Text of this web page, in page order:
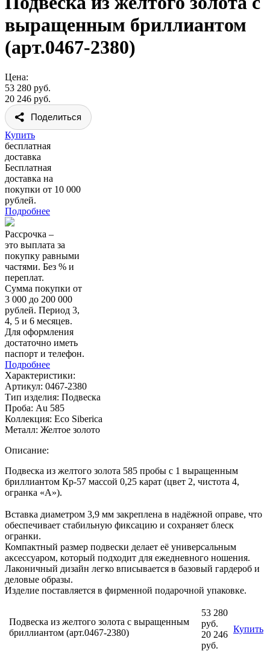
выращенным бриллиантом
(арт.0467-2380)
Цена:
53 280 руб.
20 246 руб.
Поделиться
Купить
бесплатная
доставка
Бесплатная
доставка на
покупки от 10 000
рублей.
Подробнее
Рассрочка –
это выплата за
покупку равными
частями. Без % и
переплат.
Сумма покупки от
3 000 до 200 000
рублей. Период 3,
4, 5 и 6 месяцев.
Для оформления
достаточно иметь
паспорт и телефон.
Подробнее
Характеристики:
Артикул: 0467-2380
Тип изделия: Подвеска
Проба: Au 585
Коллекция: Eco Siberica
Металл: Желтое золото
Описание:
Подвеска из желтого золота 585 пробы с 1 выращенным
бриллиантом Кр‑57 массой 0,25 карат (цвет 2, чистота 4,
огранка «А»).
Вставка диаметром 3,9 мм закреплена в надёжной оправе, что
обеспечивает стабильную фиксацию и сохраняет блеск
огранки.
Компактный размер подвески делает её универсальным
аксессуаром, который подходит для ежедневного ношения.
Лаконичный дизайн легко вписывается в базовый гардероб и
деловые образы.
Изделие поставляется в фирменной подарочной упаковке.
Подвеска из желтого золота с выращенным
бриллиантом (арт.0467-2380)
53 280
руб.
20 246
руб.
Купить